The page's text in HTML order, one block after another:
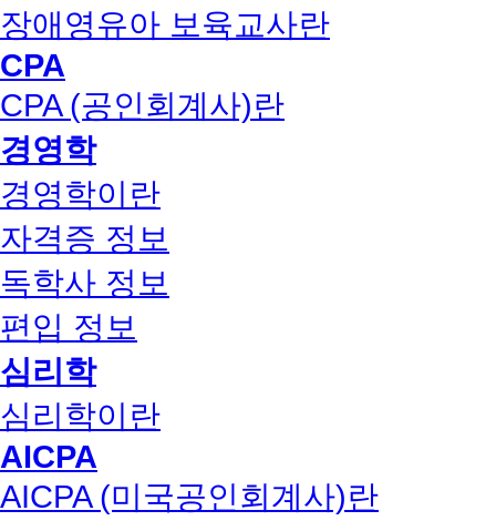
장애영유아 보육교사란
CPA
CPA (공인회계사)란
경영학
경영학이란
자격증 정보
독학사 정보
편입 정보
심리학
심리학이란
AICPA
AICPA (미국공인회계사)란
나 상담 시로부터 3년 이내 탈퇴하는 자의 경우, 소
만 또는 분쟁처리를 위해 3년간 보관합니다.
에는 상담 신청이 제한됩니다.
나 상담 시로부터 3년 이내 탈퇴하는 자의 경우, 소
만 또는 분쟁처리를 위해 3년간 보관합니다.
에는 상담 신청이 제한됩니다.
나 상담 시로부터 3년 이내 탈퇴하는 자의 경우, 소
만 또는 분쟁처리를 위해 3년간 보관합니다.
에는 상담 신청이 제한됩니다.